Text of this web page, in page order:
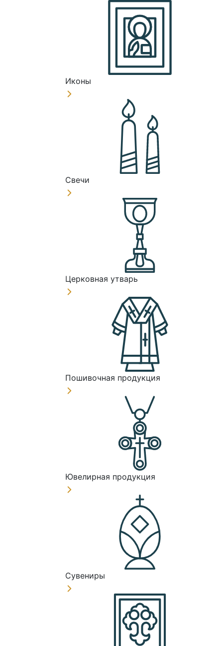
Иконы
Свечи
Церковная утварь
Пошивочная продукция
Ювелирная продукция
Сувениры